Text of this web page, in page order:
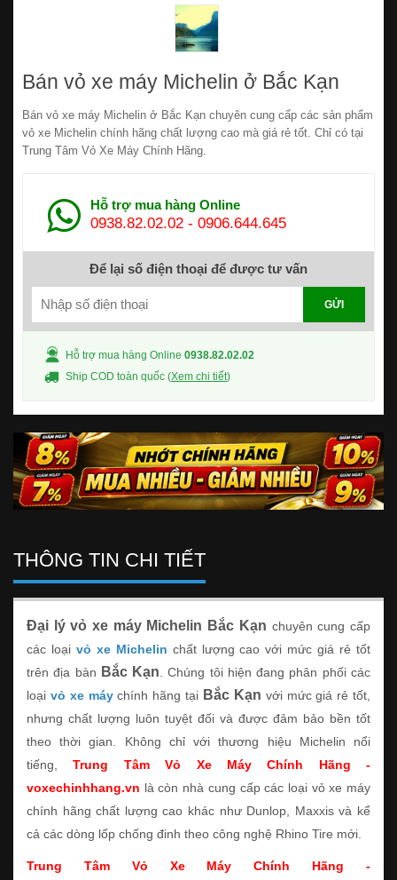
Bán vỏ xe máy Michelin ở Bắc Kạn
Bán vỏ xe máy Michelin ở Bắc Kạn chuyên cung cấp các sản phẩm
vỏ xe Michelin chính hãng chất lượng cao mà giá rẻ tốt. Chỉ có tại
Trung Tâm Vỏ Xe Máy Chính Hãng.
Hỗ trợ mua hàng Online
0938.82.02.02 - 0906.644.645
Để lại số điện thoại để được tư vấn
GỬI
Hỗ trợ mua hàng Online 0938.82.02.02
Ship COD toàn quốc (Xem chi tiết)
THÔNG TIN CHI TIẾT
Đại lý vỏ xe máy Michelin Bắc Kạn chuyên cung cấp
các loại vỏ xe Michelin chất lượng cao với mức giá rẻ tốt
trên địa bàn Bắc Kạn . Chúng tôi hiện đang phân phối các
loại vỏ xe máychính hãng tại Bắc Kạn với mức giá rẻ tốt,
nhưng chất lượng luôn tuyệt đối và được đảm bảo bền tốt
theo thời gian. Không chỉ với thương hiệu Michelin nổi
tiếng,Trung Tâm Vỏ Xe Máy Chính Hãng -
voxechinhhang.vn là còn nhà cung cấp các loại vỏ xe máy
chính hãng chất lượng cao khác như Dunlop, Maxxis và kể
cả các dòng lốp chống đinh theo công nghệ Rhino Tire mới.
Trung Tâm Vỏ Xe Máy Chính Hãng -